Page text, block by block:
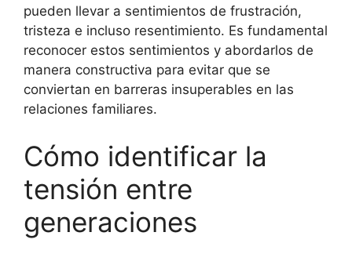
pueden llevar a sentimientos de frustración,
tristeza e incluso resentimiento. Es fundamental
reconocer estos sentimientos y abordarlos de
manera constructiva para evitar que se
conviertan en barreras insuperables en las
relaciones familiares.
Cómo identificar la
tensión entre
generaciones